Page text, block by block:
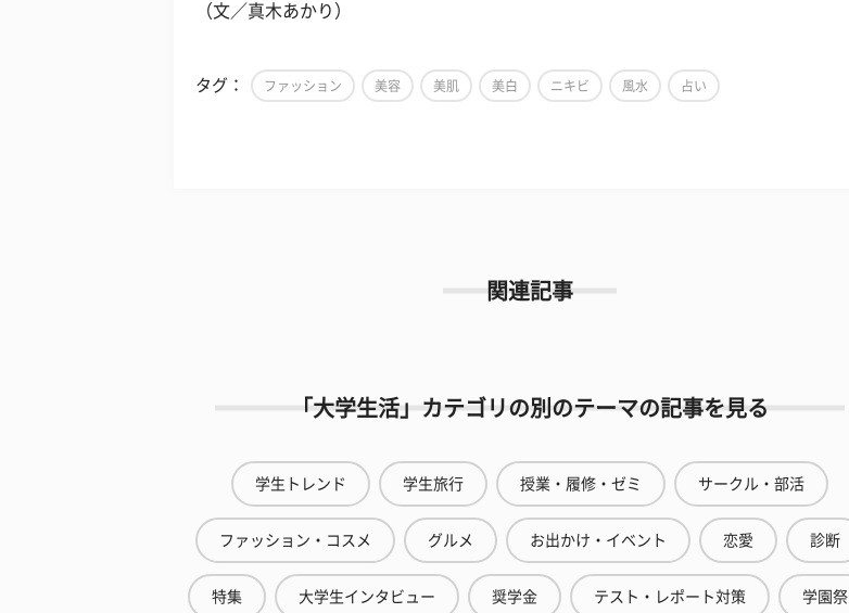
（文／真木あかり）
タグ： ファッション 美容 美肌 美白 ニキビ 風水 占い
関連記事
「大学生活」カテゴリの別のテーマの記事を見る
学生トレンド 学生旅行 授業・履修・ゼミ サークル・部活
ファッション・コスメ グルメ お出かけ・イベント 恋愛 診断
特集 大学生インタビュー 奨学金 テスト・レポート対策 学園祭